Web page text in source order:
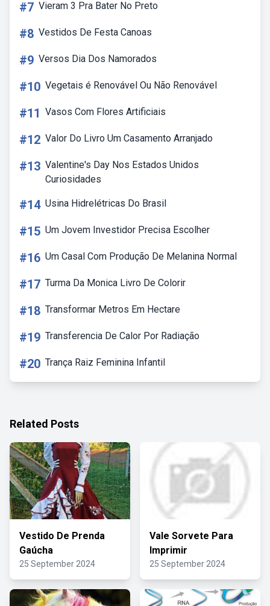
#7 Vieram 3 Pra Bater No Preto
#8 Vestidos De Festa Canoas
#9 Versos Dia Dos Namorados
#10 Vegetais é Renovável Ou Não Renovável
#11 Vasos Com Flores Artificiais
#12 Valor Do Livro Um Casamento Arranjado
#13 Valentine's Day Nos Estados Unidos
Curiosidades
#14 Usina Hidrelétricas Do Brasil
#15 Um Jovem Investidor Precisa Escolher
#16 Um Casal Com Produção De Melanina Normal
#17 Turma Da Monica Livro De Colorir
#18 Transformar Metros Em Hectare
#19 Transferencia De Calor Por Radiação
#20 Trança Raiz Feminina Infantil
Related Posts
Vestido De Prenda
Gaúcha
25 September 2024
Vale Sorvete Para
Imprimir
25 September 2024